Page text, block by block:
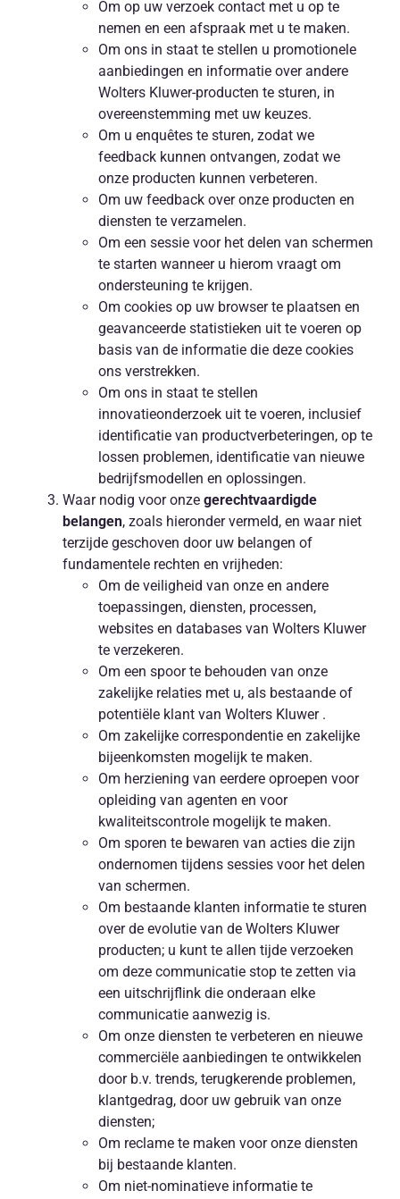
Om op uw verzoek contact met u op te
nemen en een afspraak met u te maken.
Om ons in staat te stellen u promotionele
aanbiedingen en informatie over andere
Wolters Kluwer-producten te sturen, in
overeenstemming met uw keuzes.
Om u enquêtes te sturen, zodat we
feedback kunnen ontvangen, zodat we
onze producten kunnen verbeteren.
Om uw feedback over onze producten en
diensten te verzamelen.
Om een sessie voor het delen van schermen
te starten wanneer u hierom vraagt om
ondersteuning te krijgen.
Om cookies op uw browser te plaatsen en
geavanceerde statistieken uit te voeren op
basis van de informatie die deze cookies
ons verstrekken.
Om ons in staat te stellen
innovatieonderzoek uit te voeren, inclusief
identificatie van productverbeteringen, op te
lossen problemen, identificatie van nieuwe
bedrijfsmodellen en oplossingen.
Waar nodig voor onze gerechtvaardigde
belangen, zoals hieronder vermeld, en waar niet
terzijde geschoven door uw belangen of
fundamentele rechten en vrijheden:
Om de veiligheid van onze en andere
toepassingen, diensten, processen,
websites en databases van Wolters Kluwer
te verzekeren.
Om een spoor te behouden van onze
zakelijke relaties met u, als bestaande of
potentiële klant van Wolters Kluwer .
Om zakelijke correspondentie en zakelijke
bijeenkomsten mogelijk te maken.
Om herziening van eerdere oproepen voor
opleiding van agenten en voor
kwaliteitscontrole mogelijk te maken.
Om sporen te bewaren van acties die zijn
ondernomen tijdens sessies voor het delen
van schermen.
Om bestaande klanten informatie te sturen
over de evolutie van de Wolters Kluwer
producten; u kunt te allen tijde verzoeken
om deze communicatie stop te zetten via
een uitschrijflink die onderaan elke
communicatie aanwezig is.
Om onze diensten te verbeteren en nieuwe
commerciële aanbiedingen te ontwikkelen
door b.v. trends, terugkerende problemen,
klantgedrag, door uw gebruik van onze
diensten;
Om reclame te maken voor onze diensten
bij bestaande klanten.
Om niet-nominatieve informatie te